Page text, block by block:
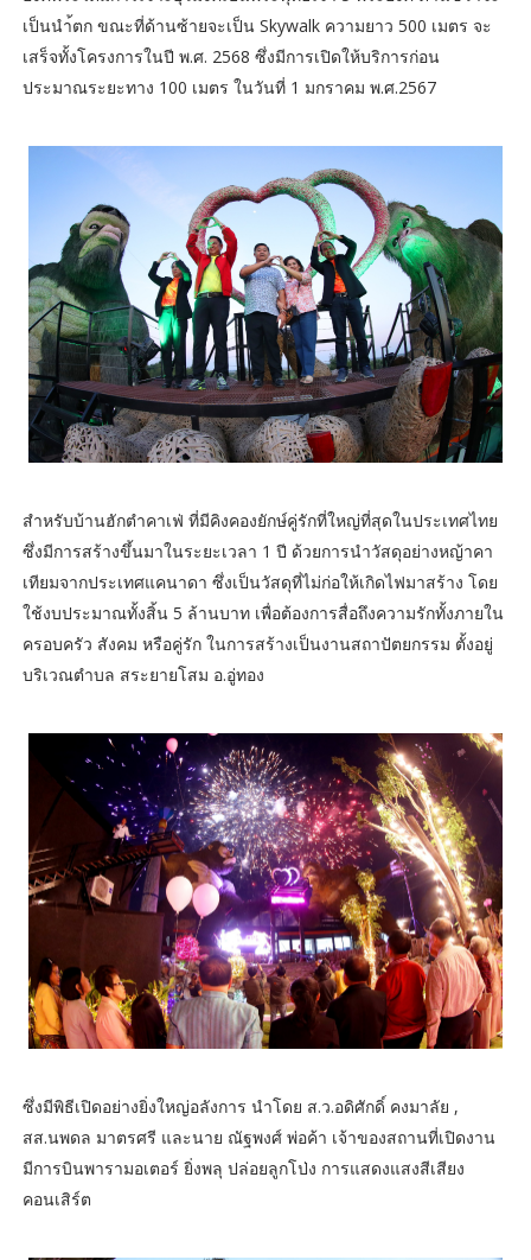
เป็นนำ้ตก ขณะที่ด้านซ้ายจะเป็น Skywalk ความยาว 500 เมตร จะ
เสร็จทั้งโครงการในปี พ.ศ. 2568 ซึ่งมีการเปิดให้บริการก่อน
ประมาณระยะทาง 100 เมตร ในวันที่ 1 มกราคม พ.ศ.2567
สำหรับบ้านฮักตำคาเฟ่ ที่มีคิงคองยักษ์คู่รักที่ใหญ่ที่สุดในประเทศไทย
ซึ่งมีการสร้างขึ้นมาในระยะเวลา 1 ปี ด้วยการนำวัสดุอย่างหญ้าคา
เทียมจากประเทศแคนาดา ซึ่งเป็นวัสดุที่ไม่ก่อให้เกิดไฟมาสร้าง โดย
ใช้งบประมาณทั้งสิ้น 5 ล้านบาท เพื่อต้องการสื่อถึงความรักทั้งภายใน
ครอบครัว สังคม หรือคู่รัก ในการสร้างเป็นงานสถาปัตยกรรม ตั้งอยู่
บริเวณตำบล สระยายโสม อ.อู่ทอง
ซึ่งมีพิธีเปิดอย่างยิ่งใหญ่อลังการ นำโดย ส.ว.อดิศักดิ์ คงมาลัย ,
สส.นพดล มาตรศรี และนาย ณัฐพงศ์ พ่อค้า เจ้าของสถานที่เปิดงาน
มีการบินพารามอเตอร์ ยิ่งพลุ ปล่อยลูกโป่ง การแสดงแสงสีเสียง
คอนเสิร์ต